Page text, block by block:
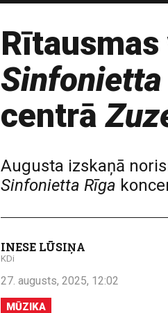
Sinfonietta
centrā
Augusta izskaņā
Sinfonietta Rīga
INESE LŪSIŅA
KDi
27. augusts, 2025, 12:02
MŪZIKA